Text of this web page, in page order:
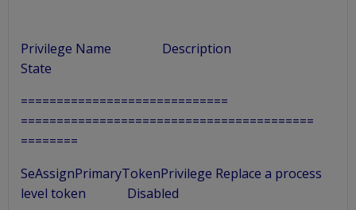
Privilege Name Description
State
=============================
=========================================
========
SeAssignPrimaryTokenPrivilege Replace a process
level token Disabled